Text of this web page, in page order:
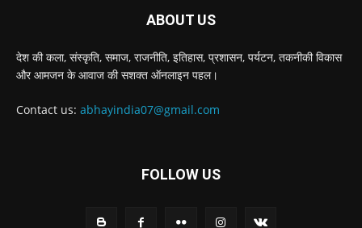
ABOUT US
देश की कला, संस्‍कृति, समाज, राजनीति, इतिहास, प्रशासन, पर्यटन, तकनीकी विकास
और आमजन के आवाज की सशक्‍त ऑनलाइन पहल।
Contact us: abhayindia07@gmail.com
FOLLOW US